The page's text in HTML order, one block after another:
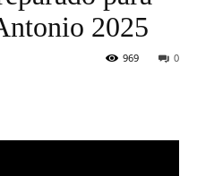
2025
0
969